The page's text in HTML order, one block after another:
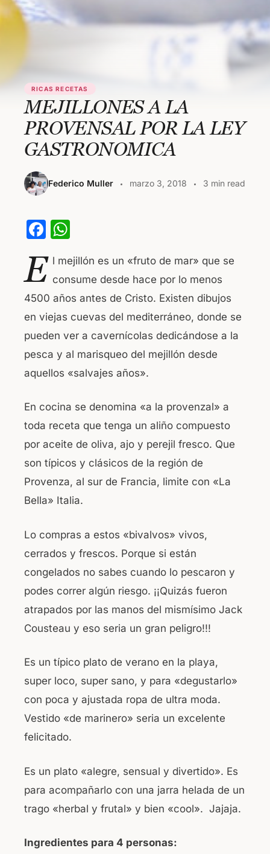
RICAS RECETAS
MEJILLONES A LA
PROVENSAL POR LA LEY
GASTRONOMICA
Federico Muller marzo 3, 2018 3 min read
F
c
e
b
o
o
k
at
s
A
p
p
E l mejillón es un «fruto de mar» que se
consume desde hace por lo menos
4500 años antes de Cristo. Existen dibujos
en viejas cuevas del mediterráneo, donde se
pueden ver a cavernícolas dedicándose a la
pesca y al marisqueo del mejillón desde
aquellos «salvajes años».
En cocina se denomina «a la provenzal» a
toda receta que tenga un aliño compuesto
por aceite de oliva, ajo y perejil fresco. Que
son típicos y clásicos de la región de
Provenza, al sur de Francia, limite con «La
Bella» Italia.
Lo compras a estos «bivalvos» vivos,
cerrados y frescos. Porque si están
congelados no sabes cuando lo pescaron y
podes correr algún riesgo. ¡¡Quizás fueron
atrapados por las manos del mismísimo Jack
Cousteau y eso seria un gran peligro!!!
Es un típico plato de verano en la playa,
super loco, super sano, y para «degustarlo»
con poca y ajustada ropa de ultra moda.
Vestido «de marinero» seria un excelente
felicitado.
Es un plato «alegre, sensual y divertido». Es
para acompañarlo con una jarra helada de un
trago «herbal y frutal» y bien «cool». Jajaja.
Ingredientes para 4 personas: